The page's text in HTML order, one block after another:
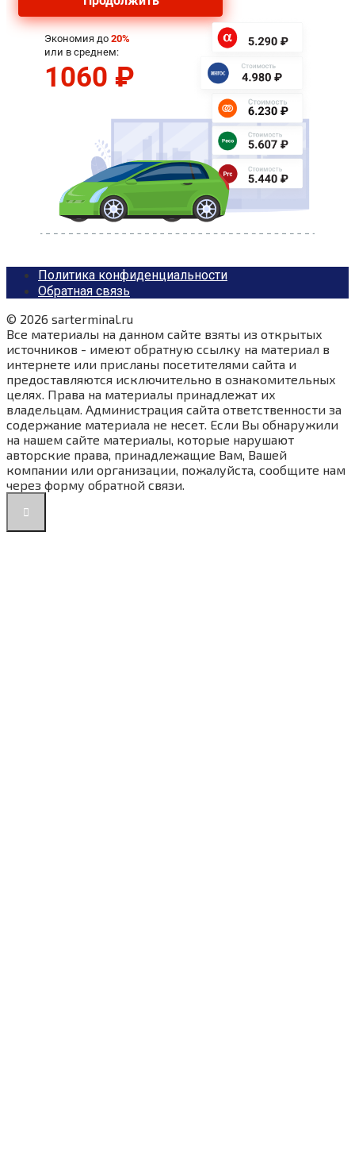
Политика конфиденциальности
Обратная связь
© 2026 sarterminal.ru
Все материалы на данном сайте взяты из открытых
источников - имеют обратную ссылку на материал в
интернете или присланы посетителями сайта и
предоставляются исключительно в ознакомительных
целях. Права на материалы принадлежат их
владельцам. Администрация сайта ответственности за
содержание материала не несет. Если Вы обнаружили
на нашем сайте материалы, которые нарушают
авторские права, принадлежащие Вам, Вашей
компании или организации, пожалуйста, сообщите нам
через форму обратной связи.